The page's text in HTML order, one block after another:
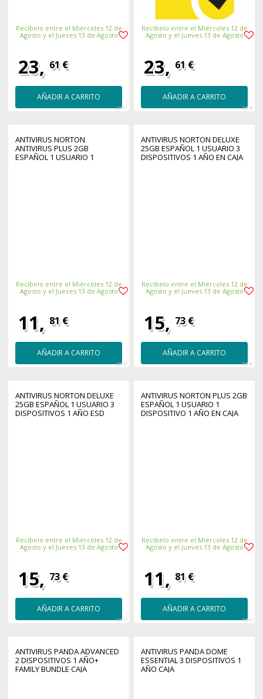
Recíbelo entre el Miércoles 12 de
Agosto y el Jueves 13 de Agosto
23, 61 €
AÑADIR A CARRITO
26851
Recíbelo entre el Miércoles 12 de
Agosto y el Jueves 13 de Agosto
23, 61 €
AÑADIR A CARRITO
26838
ANTIVIRUS NORTON
ANTIVIRUS PLUS 2GB
ESPAÑOL 1 USUARIO 1
Recíbelo entre el Miércoles 12 de
Agosto y el Jueves 13 de Agosto
11, 81 €
AÑADIR A CARRITO
26841
ANTIVIRUS NORTON DELUXE
25GB ESPAÑOL 1 USUARIO 3
DISPOSITIVOS 1 AÑO EN CAJA
Recíbelo entre el Miércoles 12 de
Agosto y el Jueves 13 de Agosto
15, 73 €
AÑADIR A CARRITO
26840
ANTIVIRUS NORTON DELUXE
25GB ESPAÑOL 1 USUARIO 3
DISPOSITIVOS 1 AÑO ESD
Recíbelo entre el Miércoles 12 de
Agosto y el Jueves 13 de Agosto
15, 73 €
AÑADIR A CARRITO
54719
ANTIVIRUS NORTON PLUS 2GB
ESPAÑOL 1 USUARIO 1
DISPOSITIVO 1 AÑO EN CAJA
Recíbelo entre el Miércoles 12 de
Agosto y el Jueves 13 de Agosto
11, 81 €
AÑADIR A CARRITO
26847
ANTIVIRUS PANDA ADVANCED
2 DISPOSITIVOS 1 AÑO+
FAMILY BUNDLE CAJA
ANTIVIRUS PANDA DOME
ESSENTIAL 3 DISPOSITIVOS 1
AÑO CAJA